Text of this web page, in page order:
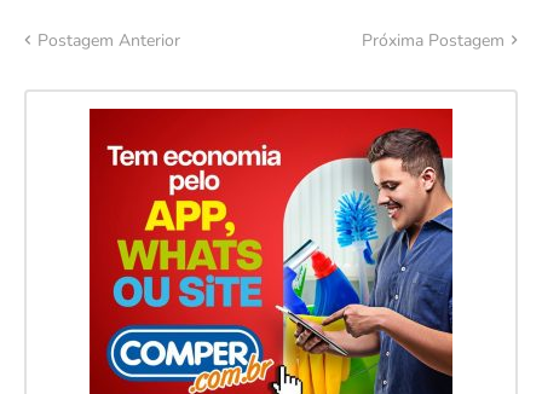
Postagem Anterior Próxima Postagem